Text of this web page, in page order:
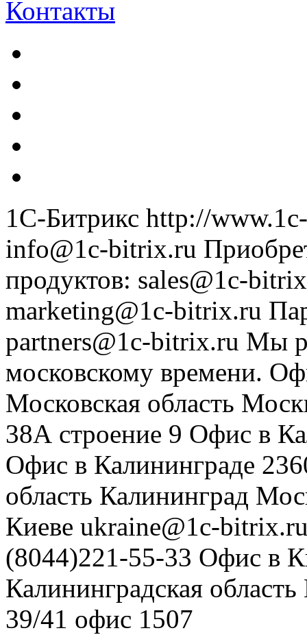
Контакты
1С-Битрикс http://
info@1c-bitrix.ru
продуктов: sales@1c-
marketing@1c-bitrix.ru
partners@1c-bitrix.ru Мы
московскому времени.
Московская область
38А строение 9 Офис в
Офис в Калининграде
область Калининград
Киеве ukraine@1c-
(8044)221-55-33 Офис в
Калининградская область
39/41 офис 1507